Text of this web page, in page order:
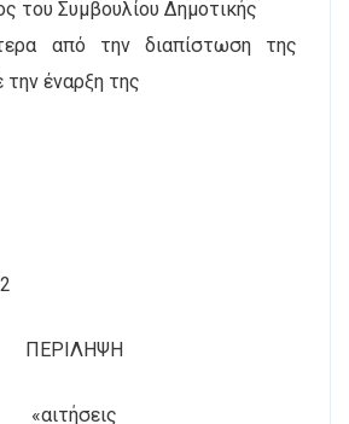
του Συμβουλίου Δημοτικής
από την διαπίστωση της
την έναρξη της
ΠΕΡΙΛΗΨΗ
«αιτήσεις